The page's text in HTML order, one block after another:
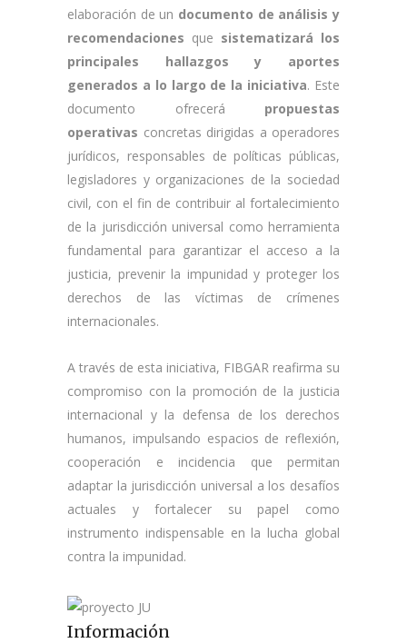
elaboración de un documento de análisis y
recomendaciones que sistematizará los
principales hallazgos y aportes
generados a lo largo de la iniciativa. Este
documento ofrecerá propuestas
operativas concretas dirigidas a operadores
jurídicos, responsables de políticas públicas,
legisladores y organizaciones de la sociedad
civil, con el fin de contribuir al fortalecimiento
de la jurisdicción universal como herramienta
fundamental para garantizar el acceso a la
justicia, prevenir la impunidad y proteger los
derechos de las víctimas de crímenes
internacionales.
A través de esta iniciativa, FIBGAR reafirma su
compromiso con la promoción de la justicia
internacional y la defensa de los derechos
humanos, impulsando espacios de reflexión,
cooperación e incidencia que permitan
adaptar la jurisdicción universal a los desafíos
actuales y fortalecer su papel como
instrumento indispensable en la lucha global
contra la impunidad.
Información